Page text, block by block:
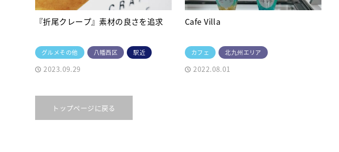
『折尾クレープ』素材の良さを追求
グルメその他 八幡西区 駅近
2023.09.29
Cafe Villa
カフェ 北九州エリア
2022.08.01
トップページに戻る